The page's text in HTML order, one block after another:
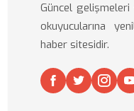
Güncel
okuyucularına
haber sitesidir.